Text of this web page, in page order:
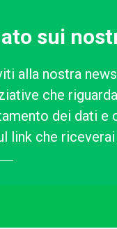
sui
alla nostra
che
dei dati
che